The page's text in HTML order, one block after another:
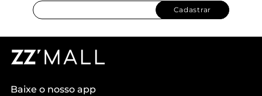
Cadastrar
Baixe o nosso app